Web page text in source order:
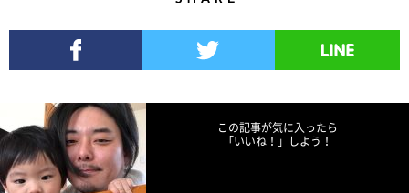
この記事が気に入ったら
「いいね！」しよう！